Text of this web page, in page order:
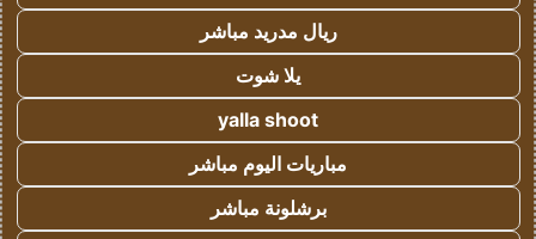
ريال مدريد مباشر
يلا شوت
yalla shoot
مباريات اليوم مباشر
برشلونة مباشر